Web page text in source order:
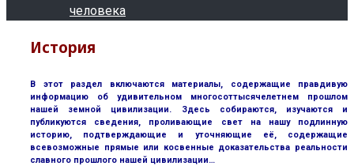
человека
История
В этот раздел включаются материалы, содержащие правдивую
информацию об удивительном многосоттысячелетнем прошлом
нашей земной цивилизации. Здесь собираются, изучаются и
публикуются сведения, проливающие свет на нашу подлинную
историю, подтверждающие и уточняющие её, содержащие
всевозможные прямые или косвенные доказательства реальности
славного прошлого нашей цивилизации…